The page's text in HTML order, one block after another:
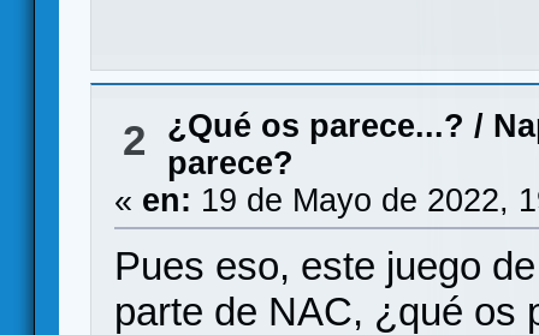
2 ¿Qué os parece...? /
parece?
« en: 19 de Mayo de 2022,
Pues eso, este juego
parte de NAC, ¿qué os